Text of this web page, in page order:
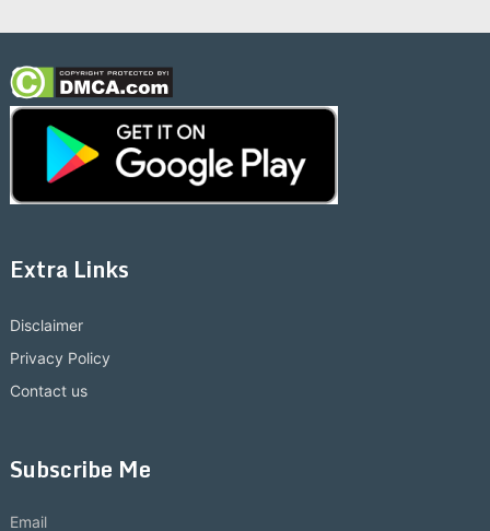
Extra Links
Disclaimer
Privacy Policy
Contact us
Subscribe Me
Email